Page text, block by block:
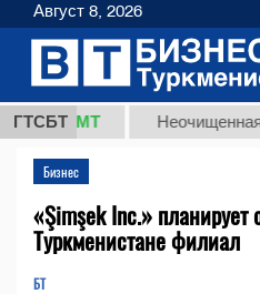
ГТСБТ
ТМТ Неочищенная
Бизнес
«Şimşek Inc.» планирует
Туркменистане филиал
БТ
Август 8, 2026